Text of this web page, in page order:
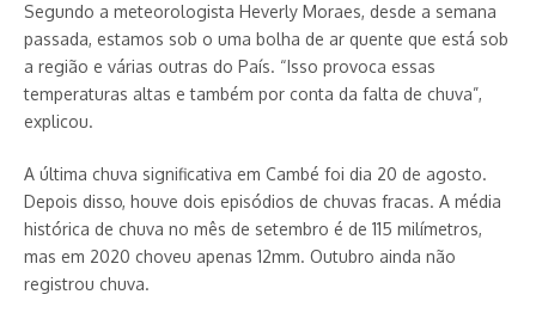
Segundo a meteorologista Heverly Moraes, desde a semana
passada, estamos sob o uma bolha de ar quente que está sob
a região e várias outras do País. “Isso provoca essas
temperaturas altas e também por conta da falta de chuva”,
explicou.
A última chuva significativa em Cambé foi dia 20 de agosto.
Depois disso, houve dois episódios de chuvas fracas. A média
histórica de chuva no mês de setembro é de 115 milímetros,
mas em 2020 choveu apenas 12mm. Outubro ainda não
registrou chuva.